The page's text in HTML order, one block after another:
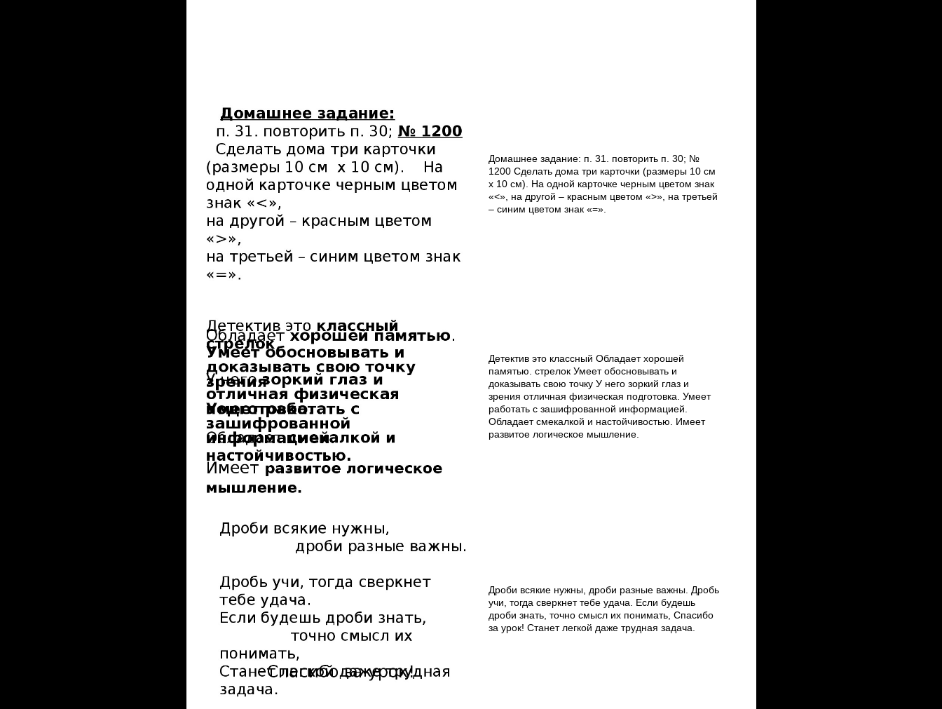
Домашнее задание: п. 31. повторить п. 30; №
1200 Сделать дома три карточки (размеры 10 см
х 10 см). На одной карточке черным цветом знак
«<», на другой – красным цветом «>», на третьей
– синим цветом знак «=».
Детектив это классный Обладает хорошей
памятью. стрелок Умеет обосновывать и
доказывать свою точку У него зоркий глаз и
зрения отличная физическая подготовка. Умеет
работать с зашифрованной информацией.
Обладает смекалкой и настойчивостью. Имеет
развитое логическое мышление.
Дроби всякие нужны, дроби разные важны. Дробь
учи, тогда сверкнет тебе удача. Если будешь
дроби знать, точно смысл их понимать, Спасибо
за урок! Станет легкой даже трудная задача.